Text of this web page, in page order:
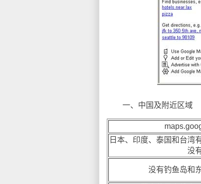
一、中国及附近区域
日本、印度、泰国和台湾
没
没有钓鱼岛和